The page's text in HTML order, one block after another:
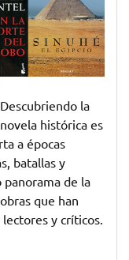
la
histórica es
a épocas
batallas y
panorama de la
que han
y críticos.